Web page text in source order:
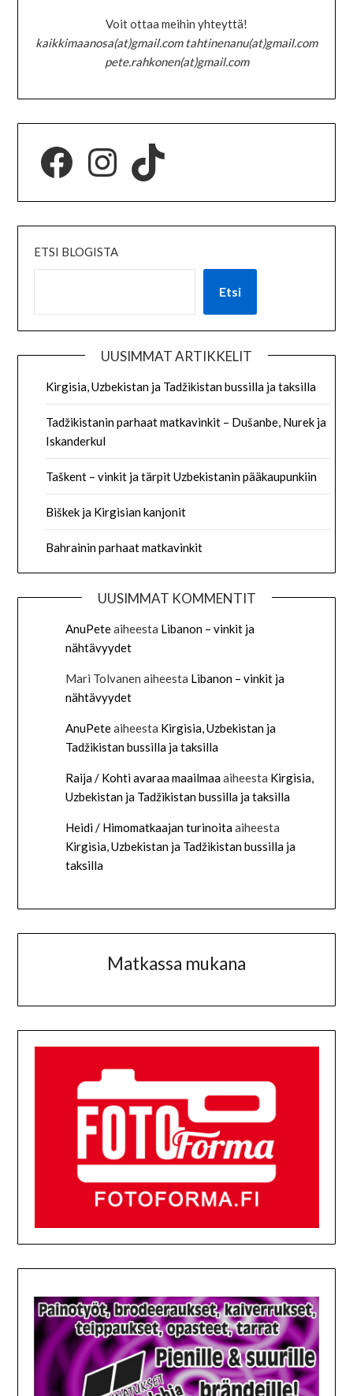
Voit ottaa meihin yhteyttä!
kaikkimaanosa(at)gmail.com tahtinenanu(at)gmail.com
pete.rahkonen(at)gmail.com
ETSI BLOGISTA
Etsi
UUSIMMAT ARTIKKELIT
Kirgisia, Uzbekistan ja Tadžikistan bussilla ja taksilla
Tadžikistanin parhaat matkavinkit – Dušanbe, Nurek ja
Iskanderkul
Taškent – vinkit ja tärpit Uzbekistanin pääkaupunkiin
Biškek ja Kirgisian kanjonit
Bahrainin parhaat matkavinkit
UUSIMMAT KOMMENTIT
AnuPeteaiheesta Libanon – vinkit ja
nähtävyydet
Mari Tolvanen aiheesta Libanon – vinkit ja
nähtävyydet
AnuPeteaiheesta Kirgisia, Uzbekistan ja
Tadžikistan bussilla ja taksilla
Raija / Kohti avaraa maailmaaaiheesta Kirgisia,
Uzbekistan ja Tadžikistan bussilla ja taksilla
Heidi / Himomatkaajan turinoitaaiheesta
Kirgisia, Uzbekistan ja Tadžikistan bussilla ja
taksilla
Matkassa mukana